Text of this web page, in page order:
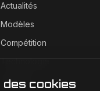
Actualités
Modèles
Compétition
Technologie
Lifestyle
des cookies